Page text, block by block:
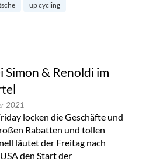
up cycling
Simon & Renoldi im
2021
locken die Geschäfte und
Rabatten und tollen
läutet der Freitag nach
den Start der